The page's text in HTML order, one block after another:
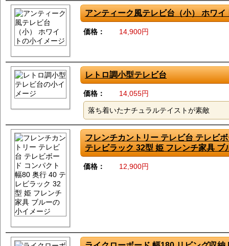
アンティーク風テレビ台（小） ホワイ
価格： 14,900円
レトロ調小型テレビ台
価格： 14,055円
落ち着いたナチュラルテイストが素敵
フレンチカントリー テレビ台 テレビ
テレビラック 32型 姫 フレンチ家具 ブ
価格： 12,900円